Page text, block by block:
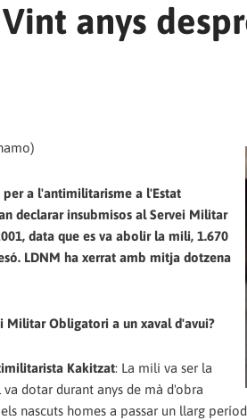
anys
per a l'antimilitarisme a l'Estat
declarar insubmisos al Servei Militar
data que es va abolir la mili, 1.670
LDNM ha xerrat amb mitja dotzena
Militar Obligatori a un xaval d'avui?
Kakitzat: La mili va ser la
dotar durant anys de mà d'obra
nascuts homes a passar un llarg